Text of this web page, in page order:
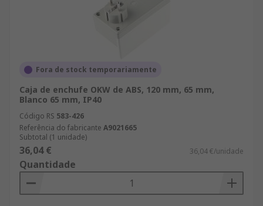
Fora de stock temporariamente
Caja de enchufe OKW de ABS, 120 mm, 65 mm,
Blanco 65 mm, IP40
Código RS 583-426
Referência do fabricante A9021665
Subtotal (1 unidade)
36,04 € 36,04 €/unidade
Quantidade